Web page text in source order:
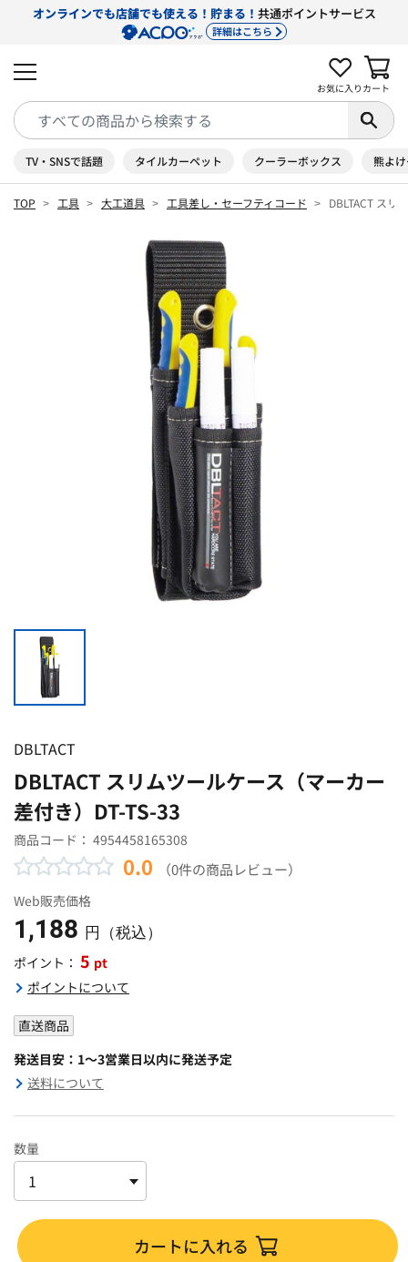
オンラインでも店舗でも使える！貯まる！ 共通ポイントサービス
詳細はこちら
お気に入り カート
TV・SNSで話題 タイルカーペット クーラーボックス 熊よ
TOP 工具 大工道具 工具差し・セーフティコード DBLTACT スリ
DBLTACT
DBLTACT スリムツールケース（マーカー
差付き）DT-TS-33
商品コード： 4954458165308
0.0 （0件の商品レビュー）
Web販売価格
1,188 円（税込）
ポイント： 5 pt
ポイントについて
直送商品
発送目安：1～3営業日以内に発送予定
送料について
数量
カートに入れる